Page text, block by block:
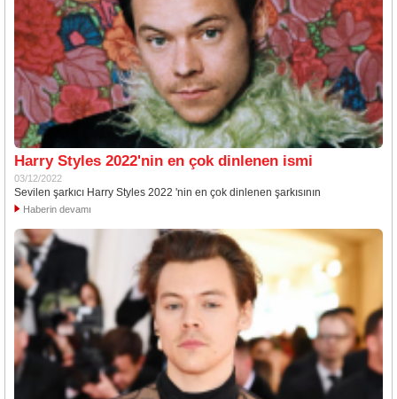
Harry Styles 2022'nin en çok dinlenen ismi
03/12/2022
Sevilen şarkıcı Harry Styles 2022 'nin en çok dinlenen şarkısının
Haberin devamı